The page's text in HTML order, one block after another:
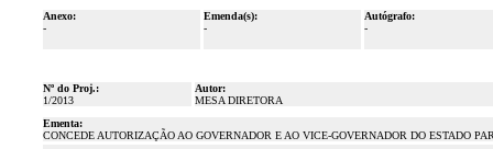
Anexo:
-
Emenda(s):
-
Autógrafo:
-
Nº do Proj.:
1/2013
Autor:
MESA DIRETORA
Ementa:
CONCEDE AUTORIZAÇÃO AO GOVERNADOR E AO VICE-GOVERNADOR DO ESTADO